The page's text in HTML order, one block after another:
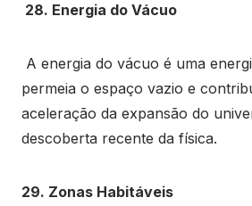
28. Energia do Vácuo
A energia do vácuo é uma
permeia o espaço vazio e
aceleração da expansão do
descoberta recente da física.
29. Zonas Habitáveis